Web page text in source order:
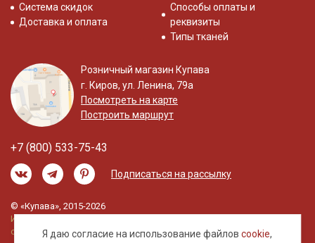
Я даю согласие на использование файловcookie,
Система скидок
Доставка и оплата
Способы оплаты и
реквизиты
Типы тканей
Розничный магазин Купава
г. Киров, ул. Ленина, 79а
Посмотреть на карте
Построить маршрут
+7 (800) 533-75-43
Подписаться на рассылку
© «Купава», 2015-2026
Информация на сайте не является публичной
офертой.